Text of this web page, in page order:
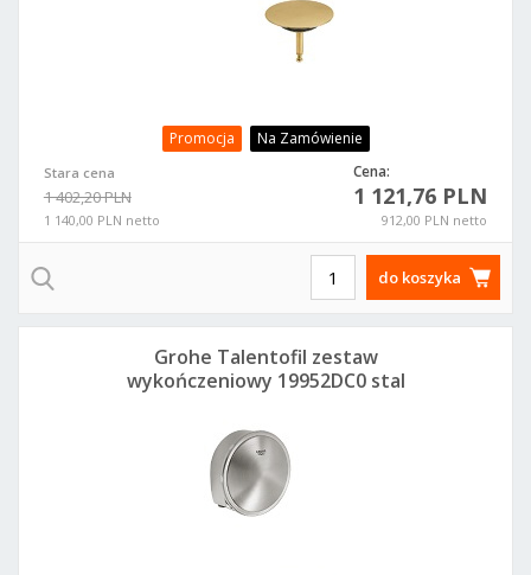
Promocja Na Zamówienie
Stara cena
1 402,20 PLN
1 140,00 PLN netto
Cena:
1 121,76 PLN
912,00 PLN netto
do koszyka
Grohe Talentofil zestaw
wykończeniowy 19952DC0 stal